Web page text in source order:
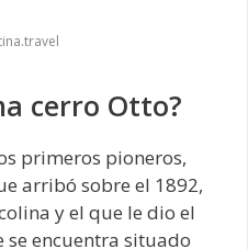
cerro Otto?
primeros pioneros,
arribó sobre el 1892,
y el que le dio el
se encuentra situado